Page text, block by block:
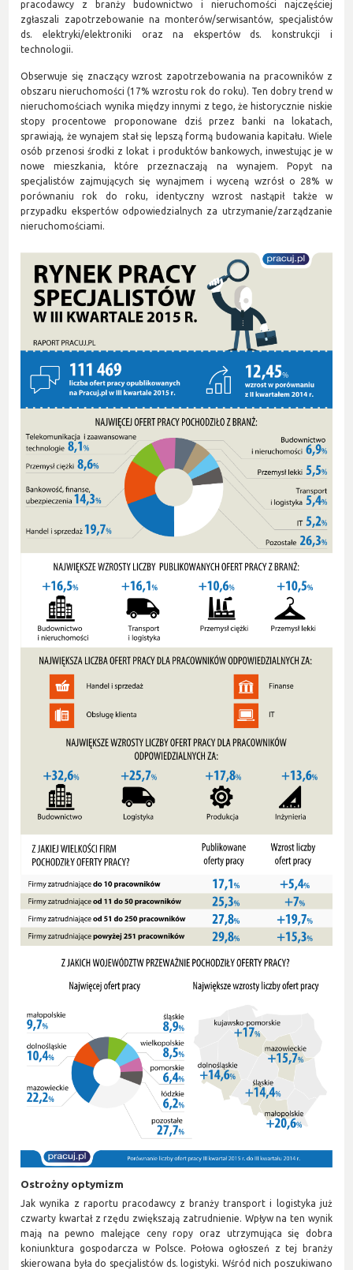
pracodawcy z branży budownictwo i nieruchomości najczęściej
zgłaszali zapotrzebowanie na monterów/serwisantów, specjalistów
ds. elektryki/elektroniki oraz na ekspertów ds. konstrukcji i
technologii.
Obserwuje się znaczący wzrost zapotrzebowania na pracowników z
obszaru nieruchomości (17% wzrostu rok do roku). Ten dobry trend w
nieruchomościach wynika między innymi z tego, że historycznie niskie
stopy procentowe proponowane dziś przez banki na lokatach,
sprawiają, że wynajem stał się lepszą formą budowania kapitału. Wiele
osób przenosi środki z lokat i produktów bankowych, inwestując je w
nowe mieszkania, które przeznaczają na wynajem. Popyt na
specjalistów zajmujących się wynajmem i wyceną wzrósł o 28% w
porównaniu rok do roku, identyczny wzrost nastąpił także w
przypadku ekspertów odpowiedzialnych za utrzymanie/zarządzanie
nieruchomościami.
Ostrożny optymizm
Jak wynika z raportu pracodawcy z branży transport i logistyka już
czwarty kwartał z rzędu zwiększają zatrudnienie. Wpływ na ten wynik
mają na pewno malejące ceny ropy oraz utrzymująca się dobra
koniunktura gospodarcza w Polsce. Połowa ogłoszeń z tej branży
skierowana była do specjalistów ds. logistyki. Wśród nich poszukiwano